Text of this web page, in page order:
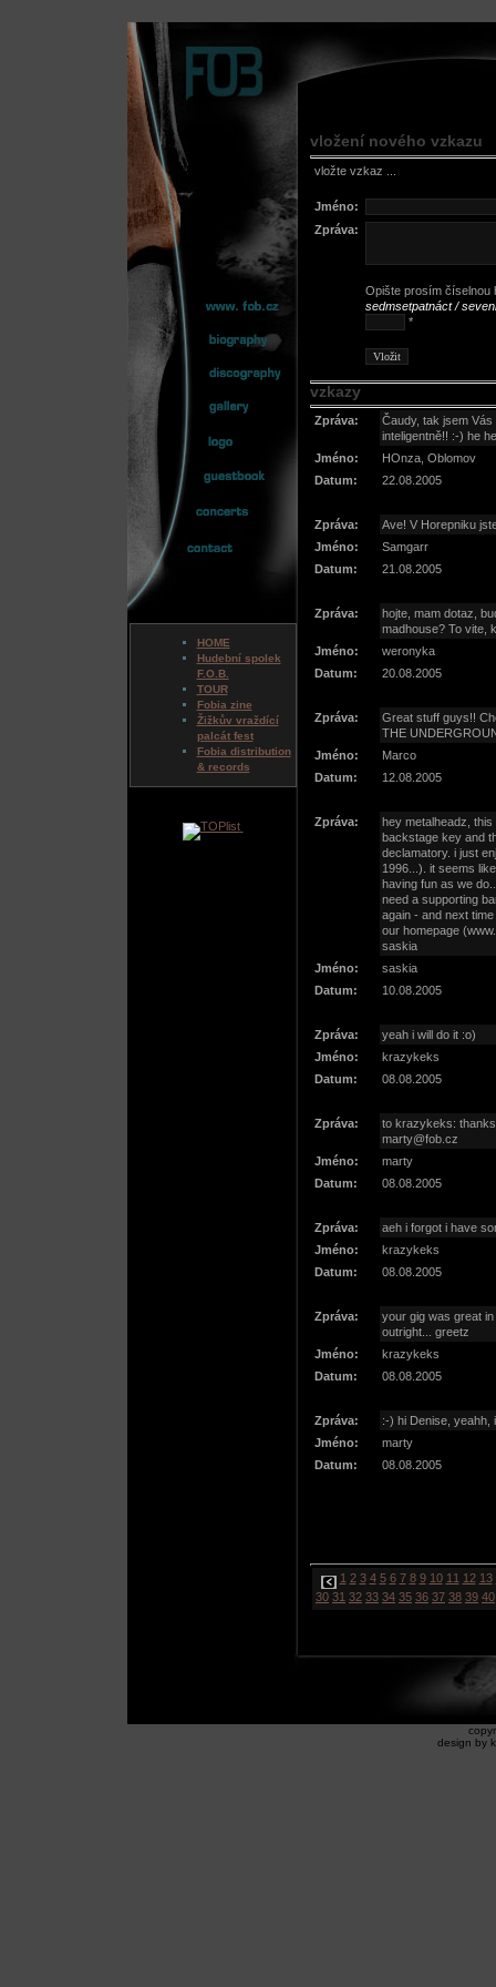
HOME
Hudební spolek
F.O.B.
TOUR
Fobia zine
Žižkův vraždící
palcát fest
Fobia distribution
& records
vložení nového vzkazu
vložte vzkaz ...
Jméno:
Zpráva:
Opište prosím číselnou
sedmsetpatnáct /
*
vzkazy
Zpráva:
Čaudy, tak jsem
inteligentně!! :-) he
Jméno:
HOnza, Oblomov
Datum:
22.08.2005
Zpráva:
Ave! V Horepniku
Jméno:
Samgarr
Datum:
21.08.2005
Zpráva:
hojte, mam dotaz,
madhouse? To vite,
Jméno:
weronyka
Datum:
20.08.2005
Zpráva:
Great stuff guys!!
THE
Jméno:
Marco
Datum:
12.08.2005
Zpráva:
hey metalheadz,
backstage key and
declamatory. i just
1996...). it seems
having fun as we
need a supporting
again - and next
our homepage
saskia
Jméno:
saskia
Datum:
10.08.2005
Zpráva:
yeah i will do it :o)
Jméno:
krazykeks
Datum:
08.08.2005
Zpráva:
to krazykeks:
marty@fob.cz
Jméno:
marty
Datum:
08.08.2005
Zpráva:
aeh i forgot i have
Jméno:
krazykeks
Datum:
08.08.2005
Zpráva:
your gig was great
outright... greetz
Jméno:
krazykeks
Datum:
08.08.2005
Zpráva:
:-) hi Denise, yeahh,
Jméno:
marty
Datum:
08.08.2005
1 2 3 4 5 6 7 8 9 10 11 12 13
30 31 32 33 34 35 36 37 38 39 40
design by